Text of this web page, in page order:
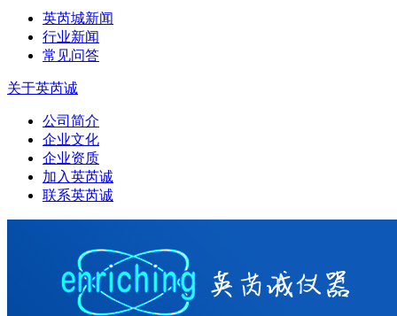
英芮城新闻
行业新闻
常见问答
关于英芮诚
公司简介
企业文化
企业资质
加入英芮诚
联系英芮诚